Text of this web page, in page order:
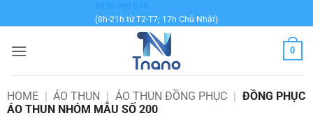
qua
dung
0936 999 878
(8h-21h từ T2-T7; 17h Chủ Nhật)
0
HOME | ÁO THUN | ÁO THUN ĐỒNG PHỤC | ĐỒNG PHỤC
ÁO THUN NHÓM MẪU SỐ 200